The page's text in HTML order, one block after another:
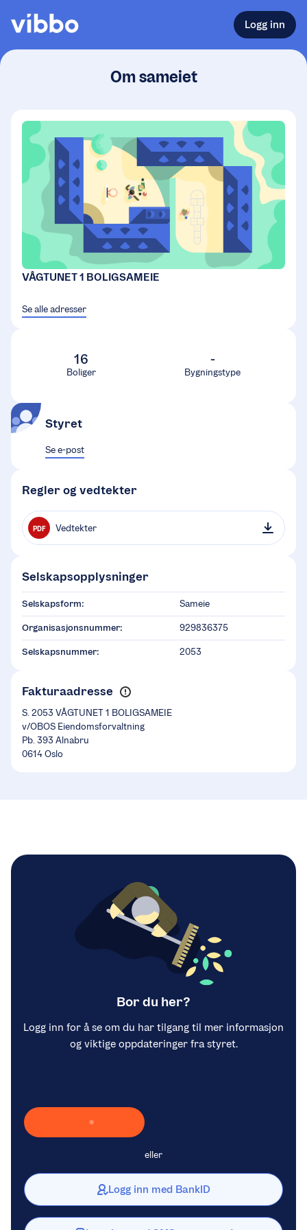
Logg inn
Om sameiet
VÅGTUNET 1 BOLIGSAMEIE
Se alle adresser
16
Boliger
-
Bygningstype
Styret
Se e-post
Regler og vedtekter
PDF Vedtekter
Selskapsopplysninger
Selskapsform: Sameie
Organisasjonsnummer: 929836375
Selskapsnummer: 2053
Fakturaadresse
S. 2053 VÅGTUNET 1 BOLIGSAMEIE
v/OBOS Eiendomsforvaltning
Pb. 393 Alnabru
0614 Oslo
Bor du her?
Logg inn for å se om du har tilgang til mer informasjon
og viktige oppdateringer fra styret.
Laster inn Vipps …
eller
Logg inn med BankID